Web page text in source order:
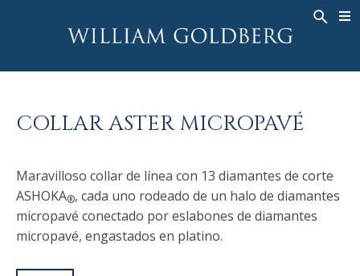
ALTA JOYERÍA
ANILLO PARA HOMBRE
COLGANTES
PENDIENTES
PULSERAS
ASHOKA JOYERÍA
ANILLOS
MEN'S RINGS
COLGANTES
HISTORIA
ASHOKA®
COLLAR ASTER MICROPAVÉ
Maravilloso collar de línea con 13 diamantes de corte
ASHOKA®, cada uno rodeado de un halo de diamantes
micropavé conectado por eslabones de diamantes
micropavé, engastados en platino.